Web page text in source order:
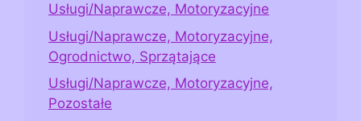
Usługi/Naprawcze, Motoryzacyjne
Usługi/Naprawcze, Motoryzacyjne,
Ogrodnictwo, Sprzątające
Usługi/Naprawcze, Motoryzacyjne,
Pozostałe